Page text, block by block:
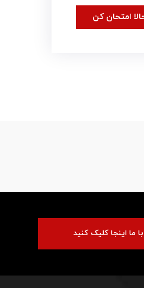
امتحان کن
ما اینجا کلیک کنید